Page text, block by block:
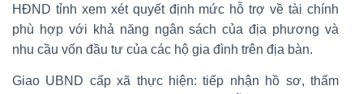
HĐND tỉnh xem xét quyết định mức hỗ trợ về tài chính
phù hợp với khả năng ngân sách của địa phương và
nhu cầu vốn đầu tư của các hộ gia đình trên địa bàn.
Giao UBND cấp xã thực hiện: tiếp nhận hồ sơ, thẩm